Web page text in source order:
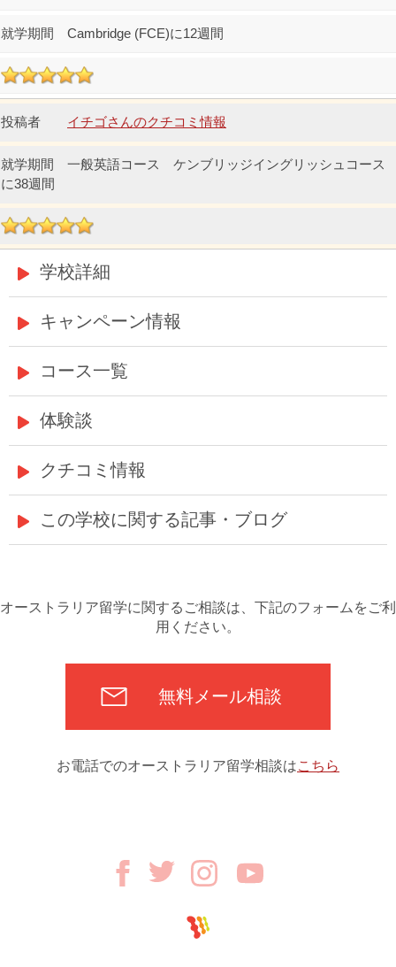
Cambridge (FCE)に12週間
イチゴさんのクチコミ情報
一般英語コース ケンブリッジイングリッシュコース
に38週間
学校詳細
キャンペーン情報
コース一覧
体験談
クチコミ情報
この学校に関する記事・ブログ
オーストラリア留学に関するご相談は、下記のフォームをご利
用ください。
無料メール相談
お電話でのオーストラリア留学相談はこちら